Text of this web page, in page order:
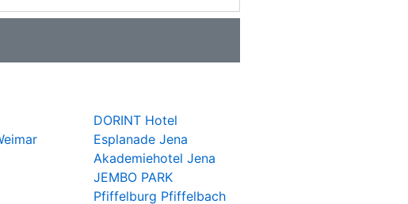
DORINT Hotel
Esplanade Jena
Akademiehotel Jena
JEMBO PARK
Pfiffelburg Pfiffelbach